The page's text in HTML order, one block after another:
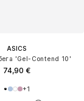
ASICS
'Gel-Contend 10'
74,90 €
+1